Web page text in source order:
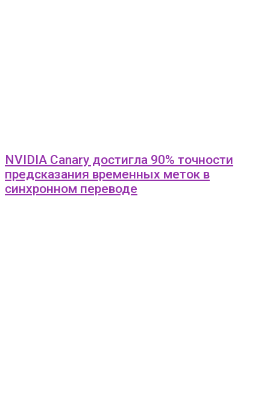
NVIDIA Canary достигла 90% точности
предсказания временных меток в
синхронном переводе